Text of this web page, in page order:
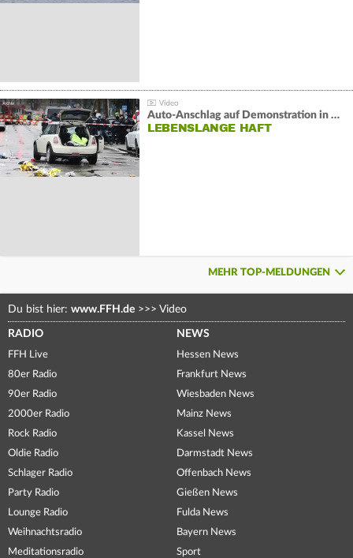
Auto-Anschlag auf Demonstration in München:
LEBENSLANGE HAFT
MEHR TOP-MELDUNGEN
Du bist hier: www.FFH.de >>> Video
RADIO
FFH Live
80er Radio
90er Radio
2000er Radio
Rock Radio
Oldie Radio
Schlager Radio
Party Radio
Lounge Radio
Weihnachtsradio
Meditationsradio
NEWS
Hessen News
Frankfurt News
Wiesbaden News
Mainz News
Kassel News
Darmstadt News
Offenbach News
Gießen News
Fulda News
Bayern News
Sport